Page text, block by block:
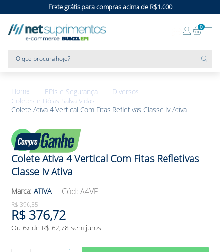
Frete grátis para compras acima de R$1.000
0
EPIs e Segurança
Diversos
Coletes e Bóias Salva Vidas
Colete Ativa 4 Vertical Com Fitas Refletivas Classe Iv Ativa
5%
OFF
Colete Ativa 4 Vertical Com Fitas Refletivas
Classe Iv Ativa
ATIVA : A4VF
R$396,55
R$ 376,72
Ou 6x de R$ 62,78 sem juros